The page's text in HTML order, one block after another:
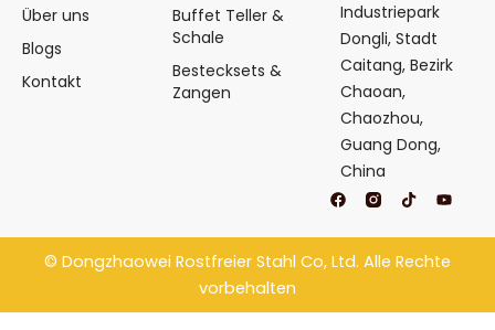
Über uns
Blogs
Kontakt
Buffet Teller &
Schale
Bestecksets &
Zangen
Industriepark
Dongli, Stadt
Caitang, Bezirk
Chaoan,
Chaozhou,
Guang Dong,
China
F
a
e
b
o
T
i
t
o
k
Y
o
t
u
b
© Dongzhaowei Rostfreier Stahl Co, Ltd. Alle Rechte
vorbehalten